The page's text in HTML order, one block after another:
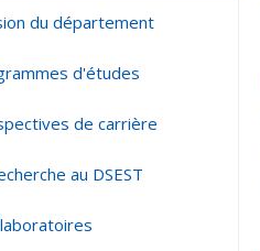
du département
d'études
de carrière
au DSEST